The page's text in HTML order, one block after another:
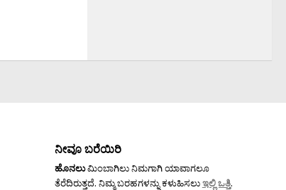
ನೀವೂ ಬರೆಯಿರಿ
ಹೊನಲುಮಿಂಬಾಗಿಲು ನಿಮಗಾಗಿ ಯಾವಾಗಲೂ
ತೆರೆದಿರುತ್ತದೆ. ನಿಮ್ಮ ಬರಹಗಳನ್ನು ಕಳುಹಿಸಲುಇಲ್ಲಿ ಒತ್ತಿ.